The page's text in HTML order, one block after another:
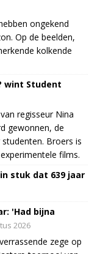
ongekend
Op de beelden,
kolkende
wint Student
regisseur Nina
gewonnen, de
Broers is
films.
stuk dat 639 jaar
'Had bijna
2026
zege op